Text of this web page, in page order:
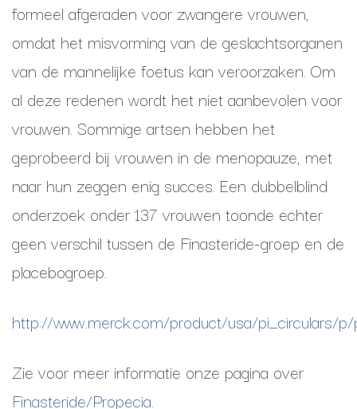
formeel afgeraden voor zwangere vrouwen,
omdat het misvorming van de geslachtsorganen
van de mannelijke foetus kan veroorzaken. Om
al deze redenen wordt het niet aanbevolen voor
vrouwen. Sommige artsen hebben het
geprobeerd bij vrouwen in de menopauze, met
naar hun zeggen enig succes. Een dubbelblind
onderzoek onder 137 vrouwen toonde echter
geen verschil tussen de Finasteride-groep en de
placebogroep.
http://www.merck.com/product/usa/pi_circulars/
Zie voor meer informatie onze pagina over
Finasteride/Propecia.